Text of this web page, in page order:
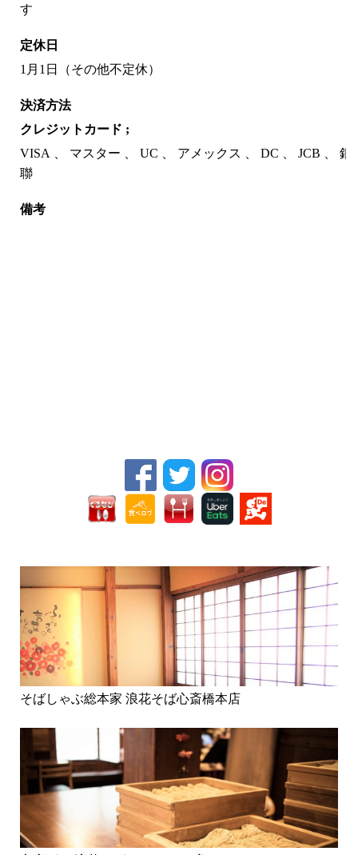
す
定休日
1月1日（その他不定休）
決済方法
クレジットカード ;
VISA
マスター UC アメックス DC JCB
銀
聯
備考
そばしゃぶ総本家 浪花そば心斎橋本店